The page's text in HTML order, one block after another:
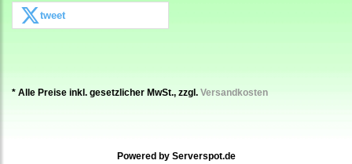
tweet
* Alle Preise inkl. gesetzlicher MwSt., zzgl. Versandkosten
Powered by Serverspot.de